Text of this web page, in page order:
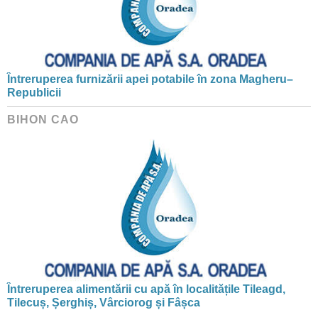
Întreruperea furnizării apei potabile în zona Magheru–
Republicii
BIHON CAO
Întreruperea alimentării cu apă în localitățile Tileagd,
Tilecuș, Șerghiș, Vârciorog și Fâșca